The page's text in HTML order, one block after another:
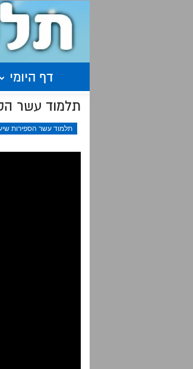
דף היומי
תלמוד עשר
תלמוד עשר הספירות